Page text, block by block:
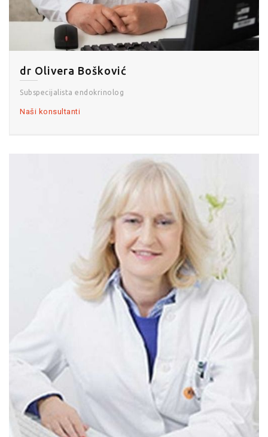
dr Olivera Bošković
Subspecijalista endokrinolog
Naši konsultanti